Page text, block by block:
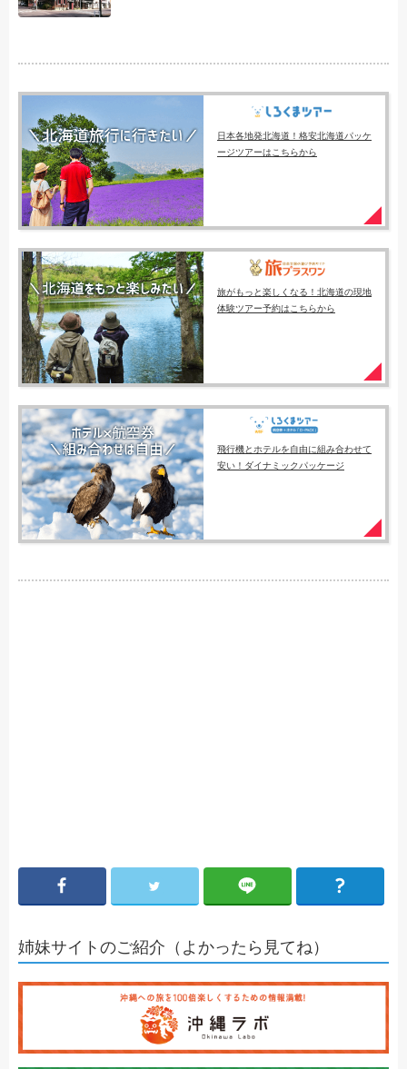
日本各地発北海道！格安北海道パッケ
ージツアーはこちらから
旅がもっと楽しくなる！北海道の現地
体験ツアー予約はこちらから
飛行機とホテルを自由に組み合わせて
安い！ダイナミックパッケージ
姉妹サイトのご紹介（よかったら見てね）